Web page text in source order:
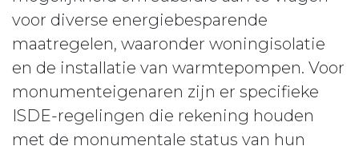
voor diverse energiebesparende
maatregelen, waaronder woningisolatie
en de installatie van warmtepompen. Voor
monumenteigenaren zijn er specifieke
ISDE-regelingen die rekening houden
met de monumentale status van hun